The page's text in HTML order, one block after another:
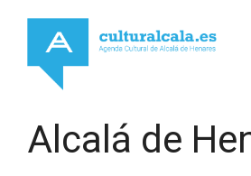
contenido
Alcalá de